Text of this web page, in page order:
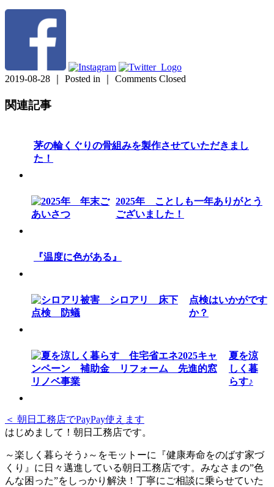
2019-08-28 ｜ Posted in ｜ Comments Closed
関連記事
茅の輪くぐりの骨組みを製作させていただきまし
た！
2025年 ことしも一年ありがとう
ございました！
『温度に色がある』
点検はいかがです
か？
夏を涼
しく暮
らす♪
＜ 朝日工務店でPayPay使えます
はじめまして！朝日工務店です。
～楽しく暮らそう♪～をモットーに『健康寿命をのばす家づ
くり』に日々邁進している朝日工務店です。みなさまの”色
んな困った”をしっかり解決！丁寧にご相談に乗らせていた